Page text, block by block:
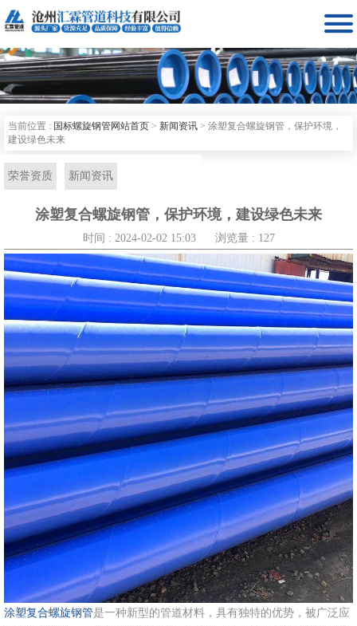

当前位置 : 国标螺旋钢管网站首页 > 新闻资讯 > 涂塑复合螺旋钢管，保护环境，
建设绿色未来
荣誉资质 新闻资讯
涂塑复合螺旋钢管，保护环境，建设绿色未来
时间 : 2024-02-02 15:03 浏览量 : 127
涂塑复合螺旋钢管是一种新型的管道材料，具有独特的优势，被广泛应